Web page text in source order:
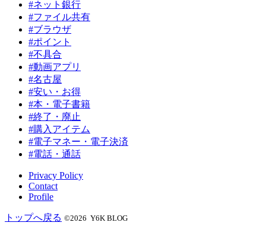
#ネット銀行
#ファイル共有
#ブラウザ
#ポイント
#不具合
#動画アプリ
#名古屋
#安い・お得
#本・電子書籍
#終了・廃止
#購入アイテム
#電子マネー・電子決済
#電話・通話
Privacy Policy
Contact
Profile
トップへ戻る ©2026 Y6K BLOG